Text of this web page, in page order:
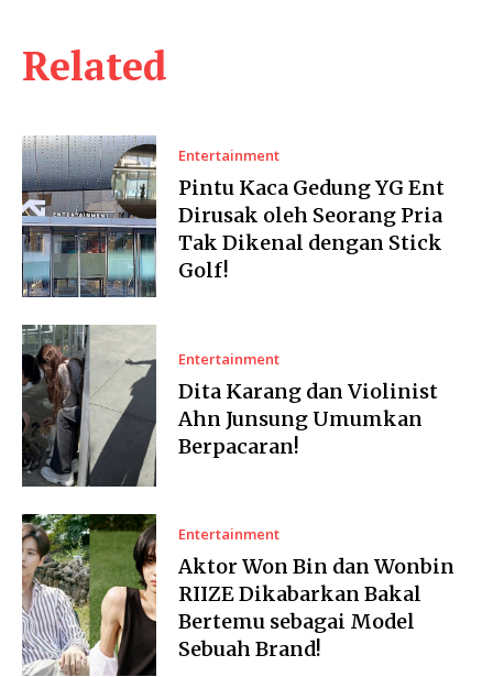
Related
Entertainment
Pintu Kaca Gedung YG Ent
Dirusak oleh Seorang Pria
Tak Dikenal dengan Stick
Golf!
Entertainment
Dita Karang dan Violinist
Ahn Junsung Umumkan
Berpacaran!
Entertainment
Aktor Won Bin dan Wonbin
RIIZE Dikabarkan Bakal
Bertemu sebagai Model
Sebuah Brand!